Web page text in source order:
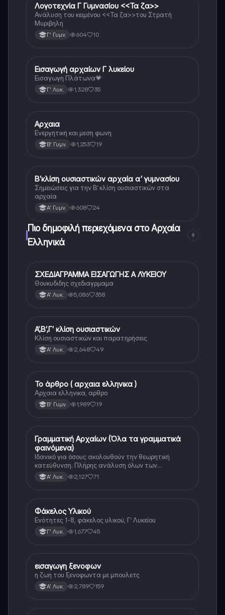
Νέα Ελληνικά
Λογοτεχνία Γ Γυμνασίου <<Τα ζα>>
Ανάλυση του κειμένου <<Τα ζα>>του Στρατή
Μυριβηλη
Γ' Γυμν. 604 10
Αρχαία Ελληνικά
Εισαγωγή αρχαίων Γ λυκείου
Εισαγωγη Πλάτωνα💗
Γ' Λυκ. 1,328 35
Αρχαία Ελληνικά
Αρχαια
Ενεργητική και μεση φωνη
Β' Γυμν. 1,253 19
Αρχαία Ελληνικά
Β’κλίση ουσιαστικών αρχαία α’ γυμνασίου
Σημειώσεις για την Β’ κλίση ουσιαστικών στα
αρχαία
Α' Γυμν. 608 24
Πιο δημοφιλή περιεχόμενα στο Αρχαία
Ελληνικά
9
Αρχαία Ελληνικά
ΣΧΕΔΙΑΓΡΑΜΜΑ ΕΙΣΑΓΩΓΗΣ Α ΛΥΚΕΙΟΥ
Θουκυδιδης σχεδιαγρμαμα
Α' Λυκ. 5,086 358
Αρχαία Ελληνικά
Α’,Β’,Γ’ κλίση ουσιαστικών
Κλίση ουσιαστικών και παρατηρήσεις
Α' Λυκ. 2,648 49
Αρχαία Ελληνικά
Το άρθρο ( αρχαια ελληνικα )
Αρχαια ελληνικα, αρθρο
Β' Γυμν. 1,989 19
Αρχαία Ελληνικά
Γραμματική Αρχαίων (Όλα τα γραμματικά
φαινόμενα)
Ιδανικό για όσους ακολουθούν την θεωρητική
κατεύθυνση. Πλήρης ανάλυση όλων των
γραμματικών φαινομένων της αρχαίας Ελληνικής.
Α' Λυκ. 2,127 71
Αρχαία Ελληνικά
Φάκελος Υλικού
Ενότητες 1-8, φάκελος υλικού, Γ’ Λυκείου
Γ' Λυκ. 1,677 45
Αρχαία Ελληνικά
εισαγωγη ξενοφων
η ζωη του ξενοφωντα με μπουλετς
Α' Λυκ. 2,789 159